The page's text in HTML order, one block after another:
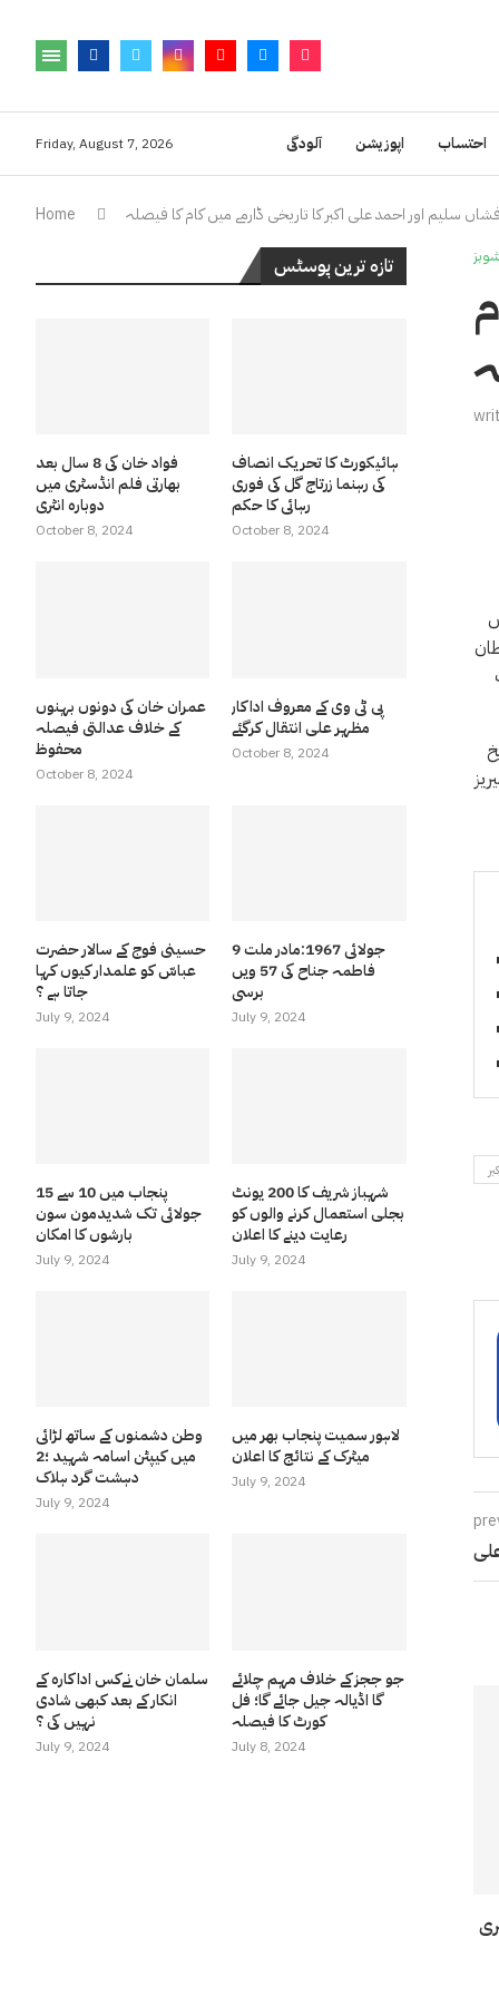
Friday, August 7, 2026 آلودگی اپوزیشن احتساب
Home سلیم اور احمد علی اکبر کا تاریخی ڈارمے میں کام کا فیصلہ
تازہ ترین پوسٹس
فواد خان کی 8 سال بعد
بھارتی فلم انڈسٹری میں
دوبارہ انٹری
October 8, 2024
ہائیکورٹ کا تحریک انصاف
کی رہنما زرتاج گل کی فوری
رہائی کا حکم
October 8, 2024
عمران خان کی دونوں بہنوں
کے خلاف عدالتی فیصلہ
محفوظ
October 8, 2024
پی ٹی وی کے معروف اداکار
مظہر علی انتقال کرگئے
October 8, 2024
حسینی فوج کے سالار حضرت
عباسّ کو علمدار کیوں کہا
جاتا ہے ؟
July 9, 2024
9 جولائی 1967:مادر ملت
فاطمہ جناح کی 57 ویں
برسی
July 9, 2024
پنجاب میں 10 سے 15
جولائی تک شدیدمون سون
بارشوں کا امکان
July 9, 2024
شہباز شریف کا 200 یونٹ
بجلی استعمال کرنے والوں کو
رعایت دینے کا اعلان
July 9, 2024
وطن دشمنوں کے ساتھ لڑائی
میں کیپٹن اسامہ شہید ؛2
دہشت گرد ہلاک
July 9, 2024
لاہور سمیت پنجاب بھر میں
میٹرک کے نتائج کا اعلان
July 9, 2024
سلمان خان نےکس اداکارہ کے
انکار کے بعد کبھی شادی
نہیں کی ؟
July 9, 2024
جو ججز کے خلاف مہم چلائے
گا اڈیالہ جیل جائے گا؛ فل
کورٹ کا فیصلہ
July 8, 2024